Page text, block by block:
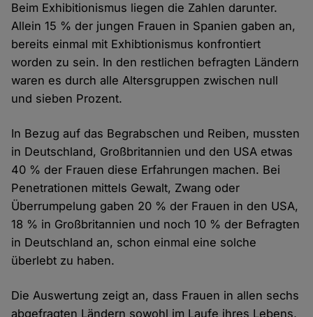
Beim Exhibitionismus liegen die Zahlen darunter.
Allein 15 % der jungen Frauen in Spanien gaben an,
bereits einmal mit Exhibtionismus konfrontiert
worden zu sein. In den restlichen befragten Ländern
waren es durch alle Altersgruppen zwischen null
und sieben Prozent.
In Bezug auf das Begrabschen und Reiben, mussten
in Deutschland, Großbritannien und den USA etwas
40 % der Frauen diese Erfahrungen machen. Bei
Penetrationen mittels Gewalt, Zwang oder
Überrumpelung gaben 20 % der Frauen in den USA,
18 % in Großbritannien und noch 10 % der Befragten
in Deutschland an, schon einmal eine solche
überlebt zu haben.
Die Auswertung zeigt an, dass Frauen in allen sechs
abgefragten Ländern sowohl im Laufe ihres Lebens,